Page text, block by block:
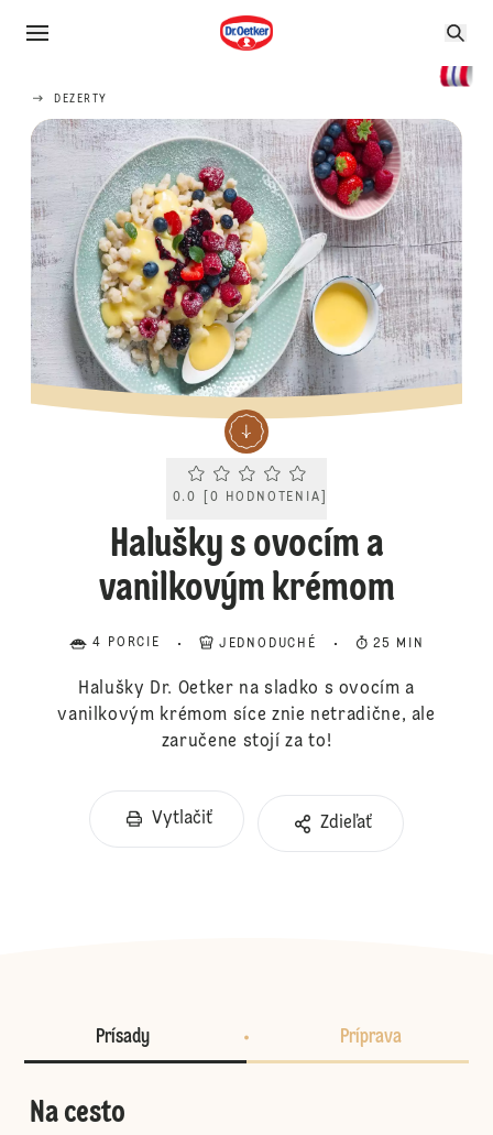
DEZERTY
Current rating 0.0. Click to rate.
0.0 0 HODNOTENIA
Halušky s ovocím a
vanilkovým krémom
4 PORCIE JEDNODUCHÉ 25 MIN
Halušky Dr. Oetker na sladko s ovocím a
vanilkovým krémom síce znie netradične, ale
zaručene stojí za to!
Vytlačiť Zdieľať
Prísady Príprava
Na cesto